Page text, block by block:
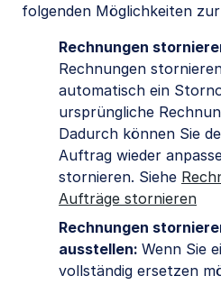
folgenden Möglichkeiten
Rechnungen
Rechnungen
automatisch ein
ursprüngliche
Dadurch können Sie
Auftrag wieder
stornieren. Siehe
Aufträge stornieren
Rechnungen
ausstellen: Wenn Sie
vollständig ersetzen